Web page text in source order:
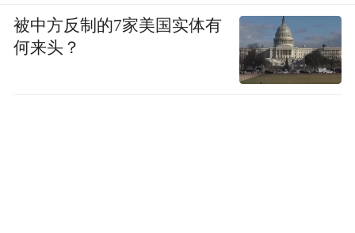
被中方反制的7家美国实体有
何来头？